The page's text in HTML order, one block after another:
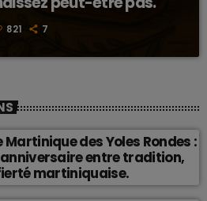
821 7
Martinique des Yoles Rondes :
entre tradition,
martiniquaise.